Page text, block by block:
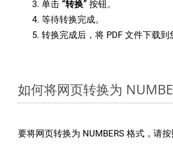
单击 “转换” 按钮。
等待转换完成。
转换完成后，将 PDF 文件下载到
如何将网页转换为
要将网页转换为 NUMBERS 格式，请